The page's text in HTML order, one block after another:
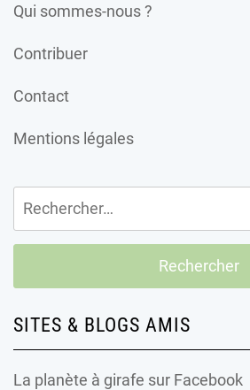
Qui sommes-nous ?
Contribuer
Contact
Mentions légales
Rechercher :
SITES & BLOGS AMIS
La planète à girafe sur Facebook